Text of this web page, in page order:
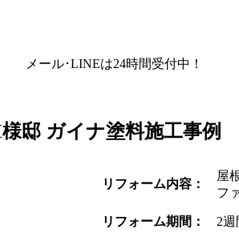
日 メール･LINEは24時間受付中！
邸 ガイナ塗料施工事例
リフォーム内容：
屋
フ
リフォーム期間： 2週